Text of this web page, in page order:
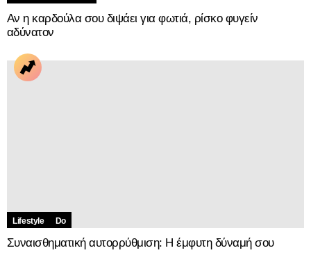
Αν η καρδούλα σου διψάει για φωτιά, ρίσκο φυγείν
αδύνατον
Lifestyle Do
Συναισθηματική αυτορρύθμιση: Η έμφυτη δύναμή σου